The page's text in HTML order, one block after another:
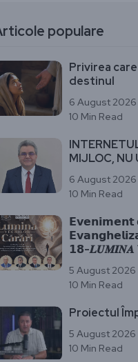
populare
Privirea
destinul
6 August 2026
10 Min Read
MIJLOC, NU
6 August 2026
10 Min Read
𝗘𝘃𝗲𝗻𝗶𝗺𝗲𝗻𝘁
𝟭𝟴-𝑳𝑼𝑴𝑰𝑵𝑨
5 August 2026
10 Min Read
Proiectul
5 August 2026
10 Min Read